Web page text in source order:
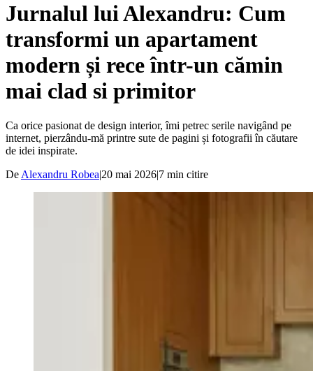
Jurnalul lui Alexandru: Cum
transformi un apartament
modern și rece într-un cămin
mai clad si primitor
Ca orice pasionat de design interior, îmi petrec serile navigând pe
internet, pierzându-mă printre sute de pagini și fotografii în căutare
de idei inspirate.
De Alexandru Robea|20 mai 2026|7 min citire